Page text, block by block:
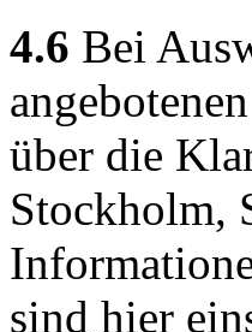
4.6 Bei
über die
Stockholm,
sind hier